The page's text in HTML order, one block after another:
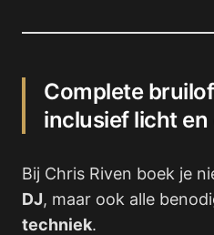
Complete
inclusief licht en
Bij Chris Riven boek je
DJ, maar ook alle
techniek.